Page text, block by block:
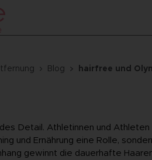
Blog hairfree und
Detail. Athletinnen und
und Ernährung eine Rolle,
gewinnt die dauerhafte